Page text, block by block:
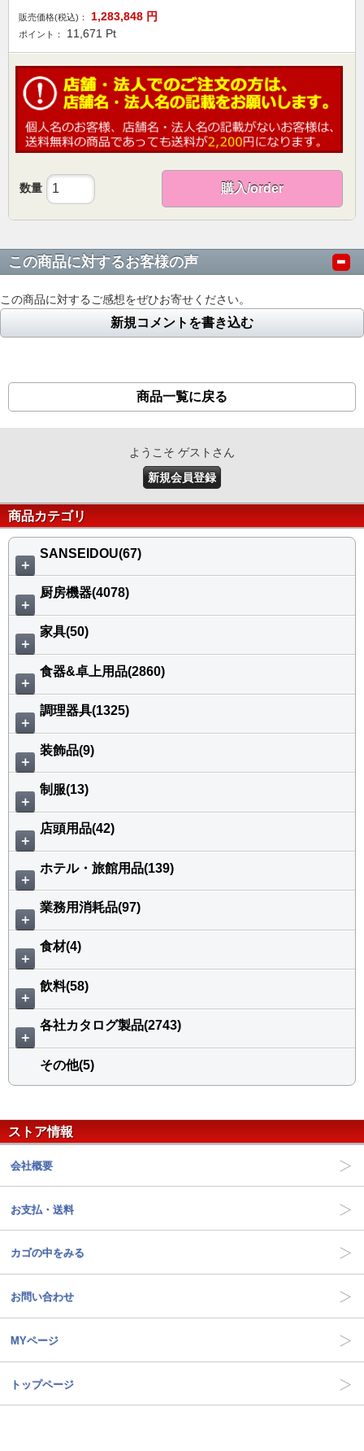
販売価格(税込)： 1,283,848 円
ポイント： 11,671 Pt
数量 購入/order
この商品に対するお客様の声
この商品に対するご感想をぜひお寄せください。
新規コメントを書き込む
商品一覧に戻る
ようこそ ゲストさん
新規会員登録
商品カテゴリ
＋
SANSEIDOU(67)
＋
厨房機器(4078)
＋
家具(50)
＋
食器&卓上用品(2860)
＋
調理器具(1325)
＋
装飾品(9)
＋
制服(13)
＋
店頭用品(42)
＋
ホテル・旅館用品(139)
＋
業務用消耗品(97)
＋
食材(4)
＋
飲料(58)
＋
各社カタログ製品(2743)
その他(5)
ストア情報
会社概要
お支払・送料
カゴの中をみる
お問い合わせ
MYページ
トップページ